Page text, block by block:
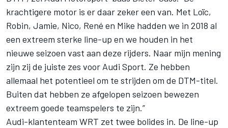
krachtigere motor is er daar zeker een van. Met Loïc,
Robin, Jamie, Nico, René en Mike hadden we in 2018 al
een extreem sterke line-up en we houden in het
nieuwe seizoen vast aan deze rijders. Naar mijn mening
zijn zij de juiste zes voor Audi Sport. Ze hebben
allemaal het potentieel om te strijden om de DTM-titel.
Buiten dat hebben ze afgelopen seizoen bewezen
extreem goede teamspelers te zijn.”
Audi-klantenteam WRT zet twee bolides in. De line-up